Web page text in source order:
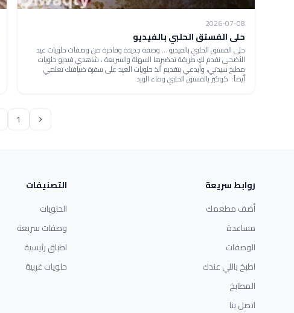
2026-07-08
حلى الفستق الحلبي بالفيديو
حلى الفستق الحلبي بالفيديو ... وصفة جديدة وفاخرة من وصفات حلويات عيد
الأضحى نقدم لكِ طريقة تحضيرها السهلة والسريعة ، شاهدي فيديو حلويات
مطبخ سيدتي، وأبدعي بتقديم ألذ حلويات العيد على سفرة ضيافتك تعلمي
أيضاً: كوكيز بالفستق الحلبي وماء الورد
1
روابط سريعة
أضف مطعمك
مساعدة
الوصفات
اطبخ باللي عندك
المطابخ
اتصل بنا
التصنيفات
الحلويات
وصفات سريعة
اطباق رئيسية
حلويات غربية